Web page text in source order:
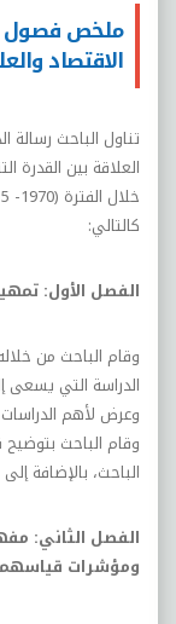
ملخص فصول
الاقتصاد
تناول الباحث رسالة
العلاقة بين القدرة
كالتالي:
الفصل الأول:
وقام الباحث من
الدراسة التي
وعرض لأهم الدراسات
وقام الباحث بتوضيح
الباحث، بالإضافة
الفصل الثاني:
ومؤشرات